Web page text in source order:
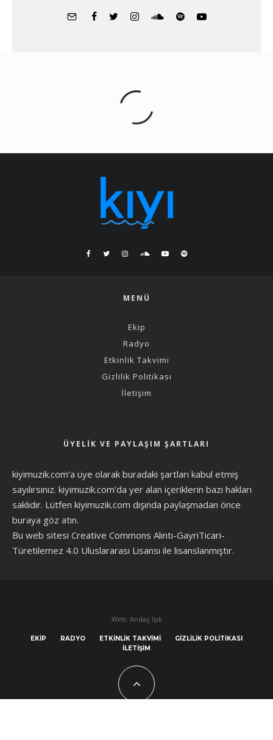
MENÜ
Ekip
Radyo
Etkinlik Takvimi
Gizlilik Politikası
İletişim
ÜYELIK VE PAYLAŞIM ŞARTLARI
kiyimuzik.com’a üye olarak buradaki şartları kabul etmiş
sayılırsınız. kiyimuzik.com’da yer alan içeriklerin bazı hakları
saklıdır. Lütfen kiyimuzik.com dışında paylaşmadan önce
buraya göz atın.
Bu web sitesi Creative Commons Alıntı-GayriTicari-
Türetilemez 4.0 Uluslararası Lisansı ile lisanslanmıştır.
Web: Andaç Işık
EKIP RADYO ETKINLIK TAKVIMI
GIZLILIK POLITIKASI
İLETIŞIM